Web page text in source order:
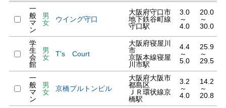
一
般
マ
ン
男
女
ウイング守口
大阪府守口市
地下鉄谷町線
守口駅
3.0
～
4.0
20.0
～
30.0
学
生
会
館
男
女
T's Court
大阪府寝屋川
市
京阪本線寝屋
川市駅
4.4
～
5.0
25.9
～
29.5
一
般
マ
ン
男
女
京橋プルトンビル
大阪府大阪市
都島区
ＪＲ環状線京
橋駅
3.2
～
4.0
14.2
～
20.8